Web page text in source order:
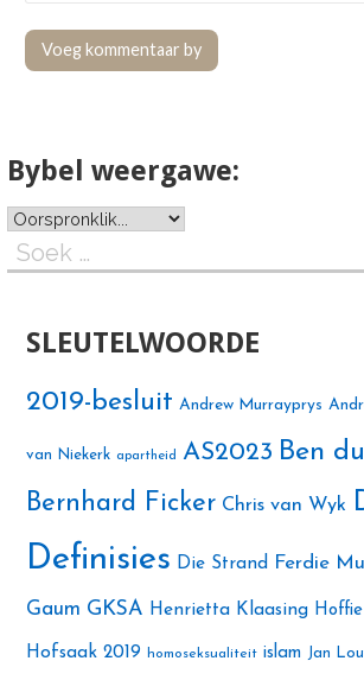
Bybel weergawe:
Soek
na:
SLEUTELWOORDE
2019-besluit Andrew Murrayprys
van Niekerk apartheid AS2023 Ben
Bernhard Ficker Chris van Wyk
Definisies Die Strand Ferdie
Gaum GKSA Henrietta Klaasing
Hofsaak 2019 homoseksualiteit islam Jan